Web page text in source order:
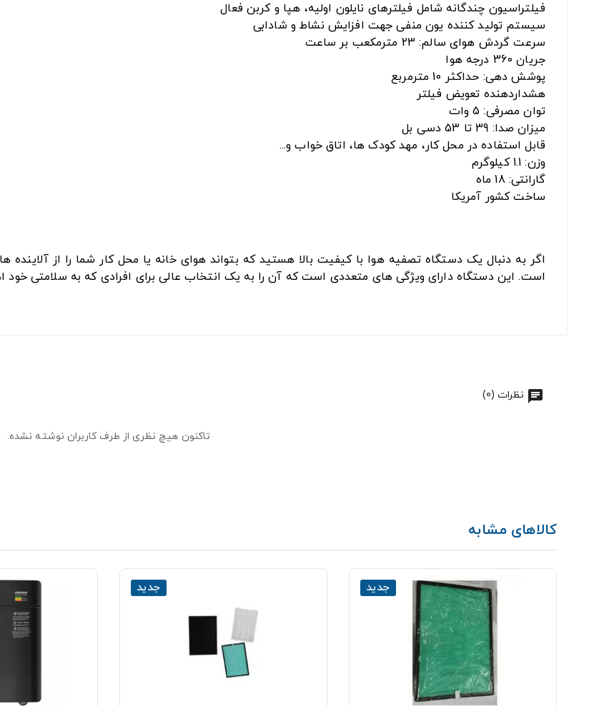
فیلتراسیون چندگانه شامل فیلترهای نایلون اولیه، هپا و کربن فعال
سیستم تولید کننده یون منفی جهت افزایش نشاط و شادابی
سرعت گردش هوای سالم: 23 مترمکعب بر ساعت
جریان 360 درجه هوا
پوشش دهی: حداکثر 10 مترمربع
هشداردهنده تعویض فیلتر
توان مصرفی: 5 وات
میزان صدا: 39 تا 53 دسی بل
قابل استفاده در محل کار، مهد کودک ها، اتاق خواب و...
وزن: 1.1 کیلوگرم
گارانتی: 18 ماه
ساخت کشور آمریکا
است. این دستگاه دارای ویژگی های متعددی است که آن را به یک انتخاب عالی برای افرادی که به سلامتی
نظرات (0)
تاکنون هیچ نظری از طرف کاربران نوشته نشده.
کالاهای مشابه
جدید جدید